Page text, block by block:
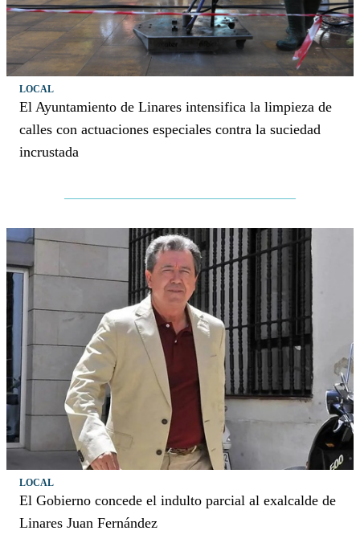
LOCAL
El Ayuntamiento de Linares intensifica la limpieza de
calles con actuaciones especiales contra la suciedad
incrustada
LOCAL
El Gobierno concede el indulto parcial al exalcalde de
Linares Juan Fernández